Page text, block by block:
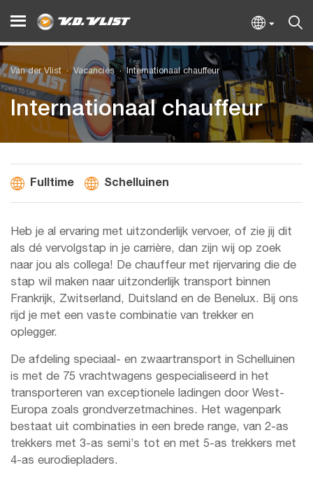
Van der Vlist Vacancies Internationaal chauffeur
Internationaal chauffeur
Fulltime Schelluinen
Heb je al ervaring met uitzonderlijk vervoer, of zie jij dit
als dé vervolgstap in je carrière, dan zijn wij op zoek
naar jou als collega! De chauffeur met rijervaring die de
stap wil maken naar uitzonderlijk transport binnen
Frankrijk, Zwitserland, Duitsland en de Benelux. Bij ons
rijd je met een vaste combinatie van trekker en
oplegger.
De afdeling speciaal- en zwaartransport in Schelluinen
is met de 75 vrachtwagens gespecialiseerd in het
transporteren van exceptionele ladingen door West-
Europa zoals grondverzetmachines. Het wagenpark
bestaat uit combinaties in een brede range, van 2-as
trekkers met 3-as semi’s tot en met 5-as trekkers met
4-as eurodiepladers.